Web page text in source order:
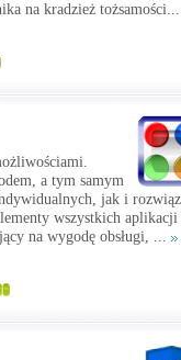
na kradzież
a tym samym
jak i
wszystkich aplikacji
na wygodę obsługi, ...